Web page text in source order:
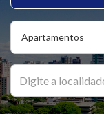
Apartamentos